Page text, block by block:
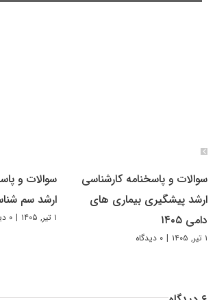
سوالات و پاسخنامه کارشناسی
ارشد پیشگیری بیماری های
دامی ۱۴۰۵
۱ تیر, ۱۴۰۵ | ۰ دیدگاه
سوالات و
ارشد سم
۱ تیر, ۱۴۰۵ | ۰ دیدگاه